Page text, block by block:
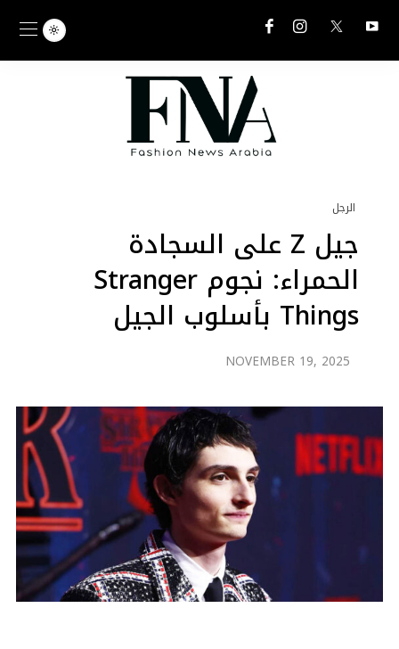
الرجل
جيل Z على السجادة
الحمراء: نجوم Stranger
Things بأسلوب الجيل
الرقمي
NOVEMBER 19, 2025